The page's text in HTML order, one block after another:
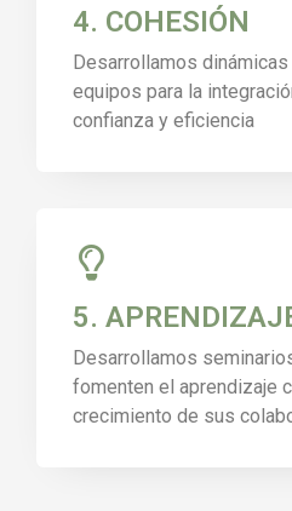
4. COHESIÓN
Desarrollamos
equipos para la
confianza y eficiencia
5.
Desarrollamos
fomenten el aprendizaje
crecimiento de sus